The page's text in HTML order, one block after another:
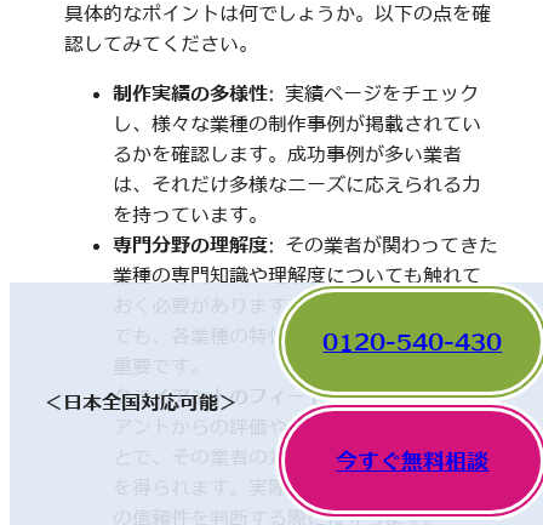
具体的なポイントは何でしょうか。以下の点を確
認してみてください。
制作実績の多様性: 実績ページをチェック
し、様々な業種の制作事例が掲載されてい
るかを確認します。成功事例が多い業者
は、それだけ多様なニーズに応えられる力
を持っています。
専門分野の理解度: その業者が関わってきた
業種の専門知識や理解度についても触れて
おく必要があります。一見、異なった分野
でも、各業種の特性を理解していることが
クライアントのフィードバック: 他のクライ
アントからの評価やレビューを確認するこ
とで、その業者の対応や成果に関する情報
を得られます。実際の利用者の声は、業者
の信頼性を判断する際に役立ちます。
＜日本全国対応可能＞
0120-540-430
今すぐ無料相談